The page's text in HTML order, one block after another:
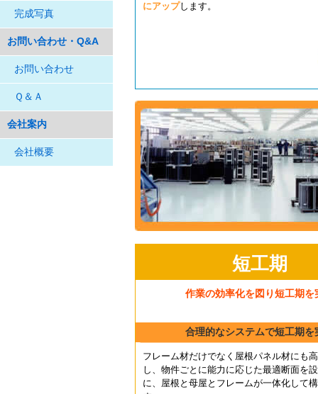
完成写真
お問い合わせ・Q&A
お問い合わせ
Ｑ＆Ａ
会社案内
会社概要
にアップします。
短工期
作業の効率化を図り短工期を
合理的なシステムで短工期を
フレーム材だけでなく屋根パネル材にも
し、物件ごとに能力に応じた最適断面を
に、屋根と母屋とフレームが一体化して